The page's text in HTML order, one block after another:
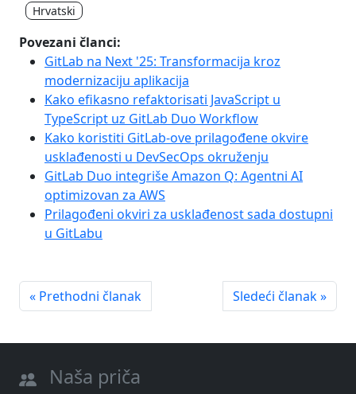
Hrvatski
Povezani članci:
GitLab na Next '25: Transformacija kroz
modernizaciju aplikacija
Kako efikasno refaktorisati JavaScript u
TypeScript uz GitLab Duo Workflow
Kako koristiti GitLab-ove prilagođene okvire
usklađenosti u DevSecOps okruženju
GitLab Duo integriše Amazon Q: Agentni AI
optimizovan za AWS
Prilagođeni okviri za usklađenost sada dostupni
u GitLabu
« Prethodni članak Sledeći članak »
Naša priča